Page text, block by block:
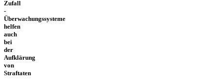
Zufall
-
Überwachungssysteme
helfen
auch
bei
der
Aufklärung
von
Straftaten